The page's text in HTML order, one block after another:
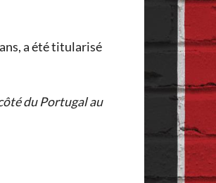
a été titularisé
du Portugal au